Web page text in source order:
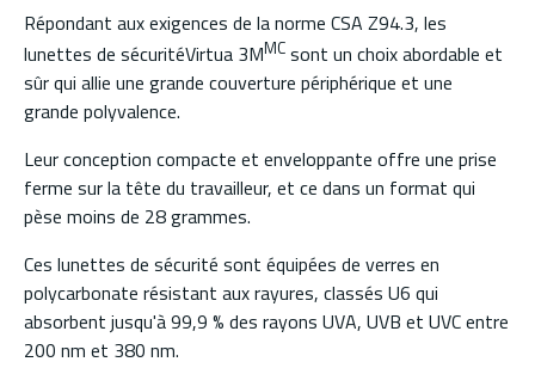
Répondant aux exigences de la norme CSA Z94.3, les
lunettes de sécuritéVirtua 3MMC sont un choix abordable et
sûr qui allie une grande couverture périphérique et une
grande polyvalence.
Leur conception compacte et enveloppante offre une prise
ferme sur la tête du travailleur, et ce dans un format qui
pèse moins de 28 grammes.
Ces lunettes de sécurité sont équipées de verres en
polycarbonate résistant aux rayures, classés U6 qui
absorbent jusqu'à 99,9 % des rayons UVA, UVB et UVC entre
200 nm et 380 nm.